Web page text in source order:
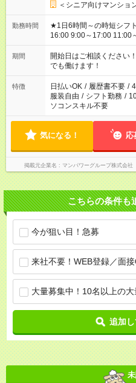
＜シニア向けマンショ
勤務時間
★1日6時間～の時短シフトOK ★スタート時間選べます
16:00 9:00～17:00 11:00～
場合、他のお仕事と合わ
ん ※法令に基づき、週20
となります ※労働者派遣
短時間・短期間の就業は
期間
開始日はご相談くださ
でも働けます！
特徴 日払いOK / 履歴書不要 /
服装自由 / シフト勤務 /
ソコンスキル不要
気になる！ 応
掲載元企業名 マンパワーグループ株式会
こちらの条件も
今が狙い目！急募
来社不要！WEB登録／面
大量募集中！10名以上の
追加し